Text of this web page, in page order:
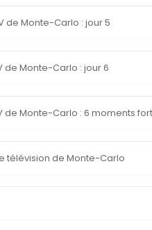
de Monte-Carlo : jour 5
de Monte-Carlo : jour 6
de Monte-Carlo : 6 moments
télévision de Monte-Carlo